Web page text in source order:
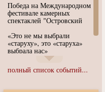
Победа на Международном
фестивале камерных
спектаклей "Островский
«Это не мы выбрали
«старуху», это «старуха»
выбрала нас»
Иммерсивный спектакль
"Язык чистого полета
полный список событий...